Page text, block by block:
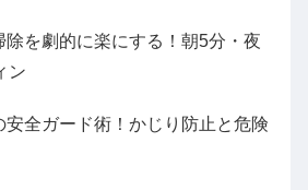
を劇的に楽にする！朝5分・夜
ン
全ガード術！かじり防止と危険